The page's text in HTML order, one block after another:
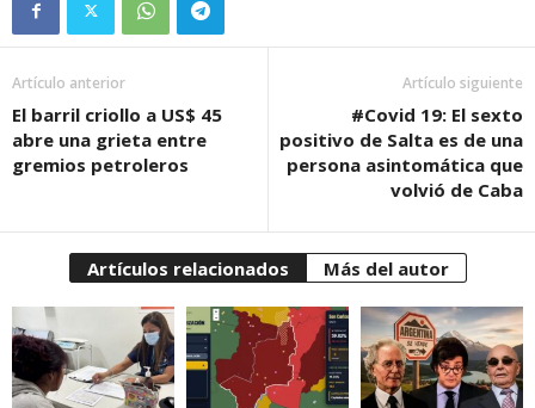
Artículo anterior
El barril criollo a US$ 45
abre una grieta entre
gremios petroleros
Artículo siguiente
#Covid 19: El sexto
positivo de Salta es de una
persona asintomática que
volvió de Caba
Artículos relacionados Más del autor